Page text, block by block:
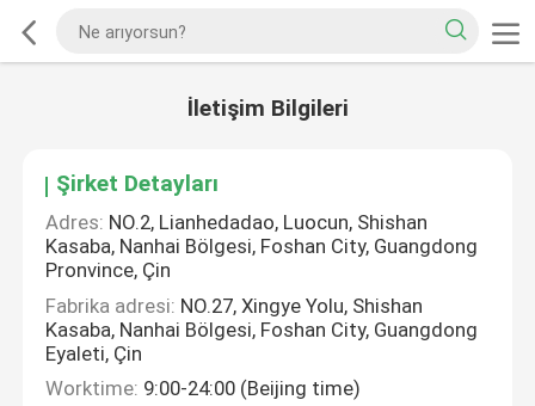
İletişim Bilgileri
Şirket Detayları
Adres: NO.2, Lianhedadao, Luocun, Shishan
Kasaba, Nanhai Bölgesi, Foshan City, Guangdong
Pronvince, Çin
Fabrika adresi: NO.27, Xingye Yolu, Shishan
Kasaba, Nanhai Bölgesi, Foshan City, Guangdong
Eyaleti, Çin
Worktime: 9:00-24:00 (Beijing time)